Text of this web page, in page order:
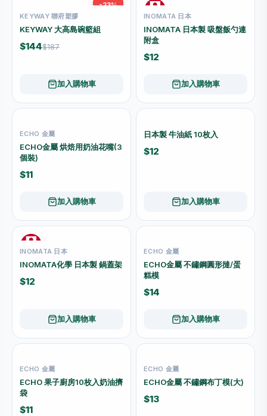
-23%
KEYWAY 聯府塑膠
KEYWAY 大高島碗籃組
$144$187
加入購物車
INOMATA 日本
INOMATA 日本製 吸盤飯勺連
附盒
$12
加入購物車
ECHO 金屬
ECHO金屬 烘焙用奶油花嘴(3
個裝)
$11
加入購物車
日本製 牛油紙 10枚入
$12
加入購物車
INOMATA 日本
INOMATA化學 日本製 鍋蓋架
$12
加入購物車
ECHO 金屬
ECHO金屬 不鏽鋼圓形撻/蛋
糕模
$14
加入購物車
ECHO 金屬
ECHO 果子廚房10枚入奶油擠
袋
$11
ECHO 金屬
ECHO金屬 不鏽鋼布丁模(大)
$13